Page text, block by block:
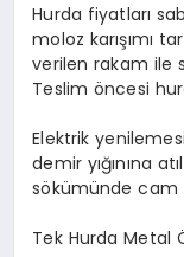
Hurda fiyatları
moloz karışımı
verilen rakam ile
Teslim öncesi
Elektrik
demir yığınına
sökümünde cam
Tek Hurda Metal